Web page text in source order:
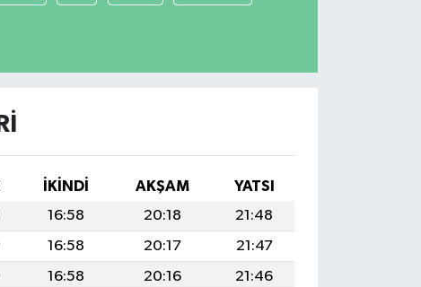
İKINDI AKŞAM
YATSI
16:58 20:18
21:48
16:58 20:17
21:47
16:58 20:16
21:46